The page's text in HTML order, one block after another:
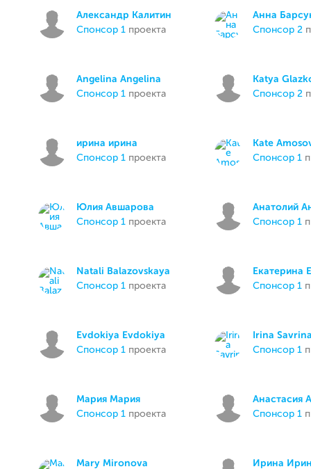
Александр Калитин
спонсор 1 проекта
Анна
спонсор 2
Angelina Angelina
спонсор 1 проекта
Katya
спонсор 2
ирина ирина
спонсор 1 проекта
Kate
спонсор 1
Юлия Авшарова
спонсор 1 проекта
Анатолий
спонсор 1
Natali Balazovskaya
спонсор 1 проекта
Екатерина
спонсор 1
Evdokiya Evdokiya
спонсор 1 проекта
Irina
спонсор 1
Мария Мария
спонсор 1 проекта
Анастасия
спонсор 1
Mary Mironova
Ирина